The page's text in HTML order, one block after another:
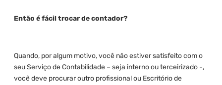
Então é fácil trocar de contador?
Quando, por algum motivo, você não estiver satisfeito com o
seu Serviço de Contabilidade – seja interno ou terceirizado -,
você deve procurar outro profissional ou Escritório de